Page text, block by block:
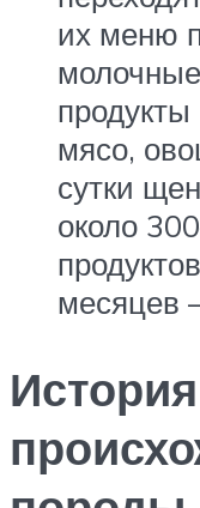
их меню
мясо,
сутки
около
месяцев
История